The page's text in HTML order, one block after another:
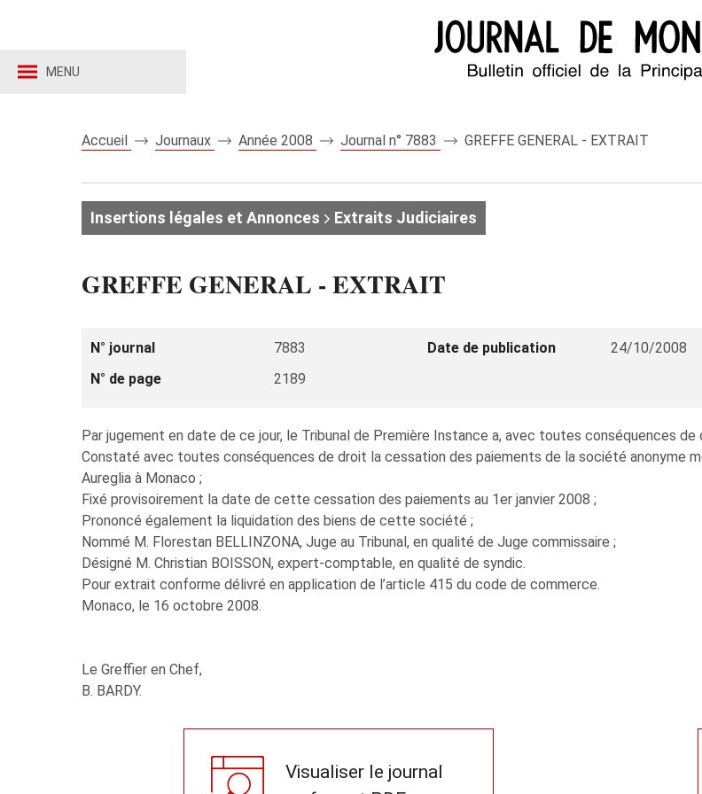
MENU
Accueil Journaux Année 2008 Journal n° 7883 GREFFE GENERAL - EXTRAIT
Insertions légales et Annonces Extraits Judiciaires
GREFFE GENERAL - EXTRAIT
N° journal 7883 Date de publication 24/10/2008
N° de page
2189
Par jugement en date de ce jour, le Tribunal de Première Instance a, avec toutes conséquences de
Constaté avec toutes conséquences de droit la cessation des paiements de la société anonyme
Aureglia à Monaco ;
Fixé provisoirement la date de cette cessation des paiements au 1er janvier 2008 ;
Prononcé également la liquidation des biens de cette société ;
Nommé M. Florestan BELLINZONA, Juge au Tribunal, en qualité de Juge commissaire ;
Désigné M. Christian BOISSON, expert-comptable, en qualité de syndic.
Pour extrait conforme délivré en application de l’article 415 du code de commerce.
Monaco, le 16 octobre 2008.
Le Greffier en Chef,
B. BARDY.
Visualiser le journal